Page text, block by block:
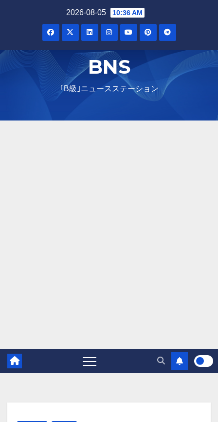
2026-08-05 10:36 AM
BNS
｢B級｣ニュースステーション